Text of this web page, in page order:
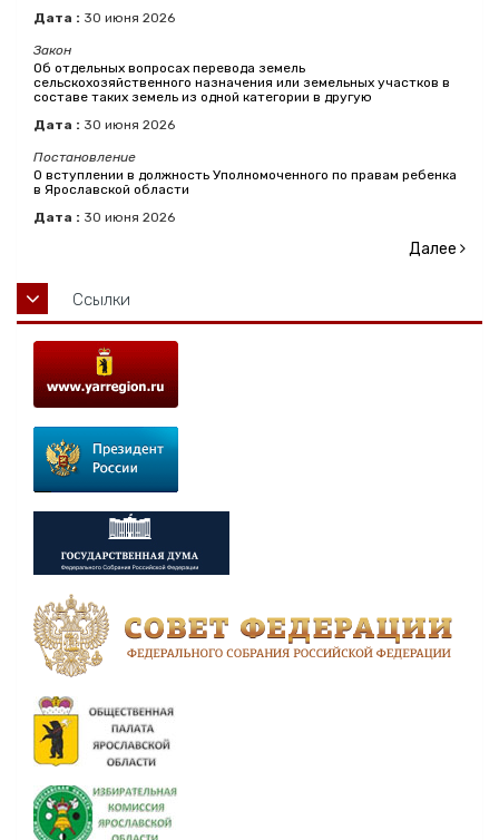
Дата : 30 июня 2026
Закон
Об отдельных вопросах перевода земель
сельскохозяйственного назначения или земельных участков в
составе таких земель из одной категории в другую
Дата : 30 июня 2026
Постановление
О вступлении в должность Уполномоченного по правам ребенка
в Ярославской области
Дата : 30 июня 2026
Далее
Ссылки